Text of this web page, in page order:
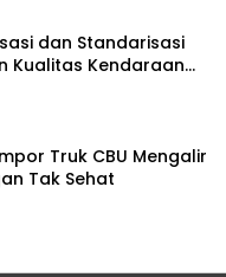
dan Standarisasi
Kualitas Kendaraan
Truk CBU Mengalir
Tak Sehat